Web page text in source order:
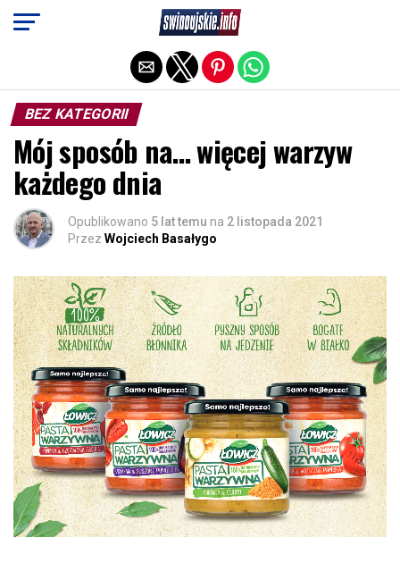
BEZ KATEGORII
Mój sposób na… więcej warzyw
każdego dnia
Opublikowano 5 lat temu na 2 listopada 2021
Przez Wojciech Basałygo
Exit mobile version